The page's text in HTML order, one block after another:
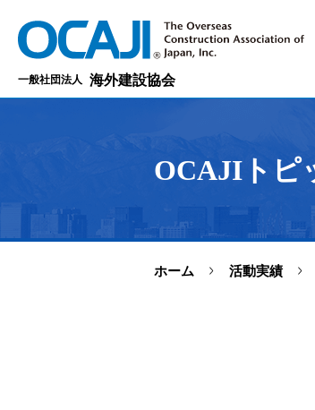
一般社団法人 海外建設協会
OCAJIトピ
ホーム > 活動実績 >